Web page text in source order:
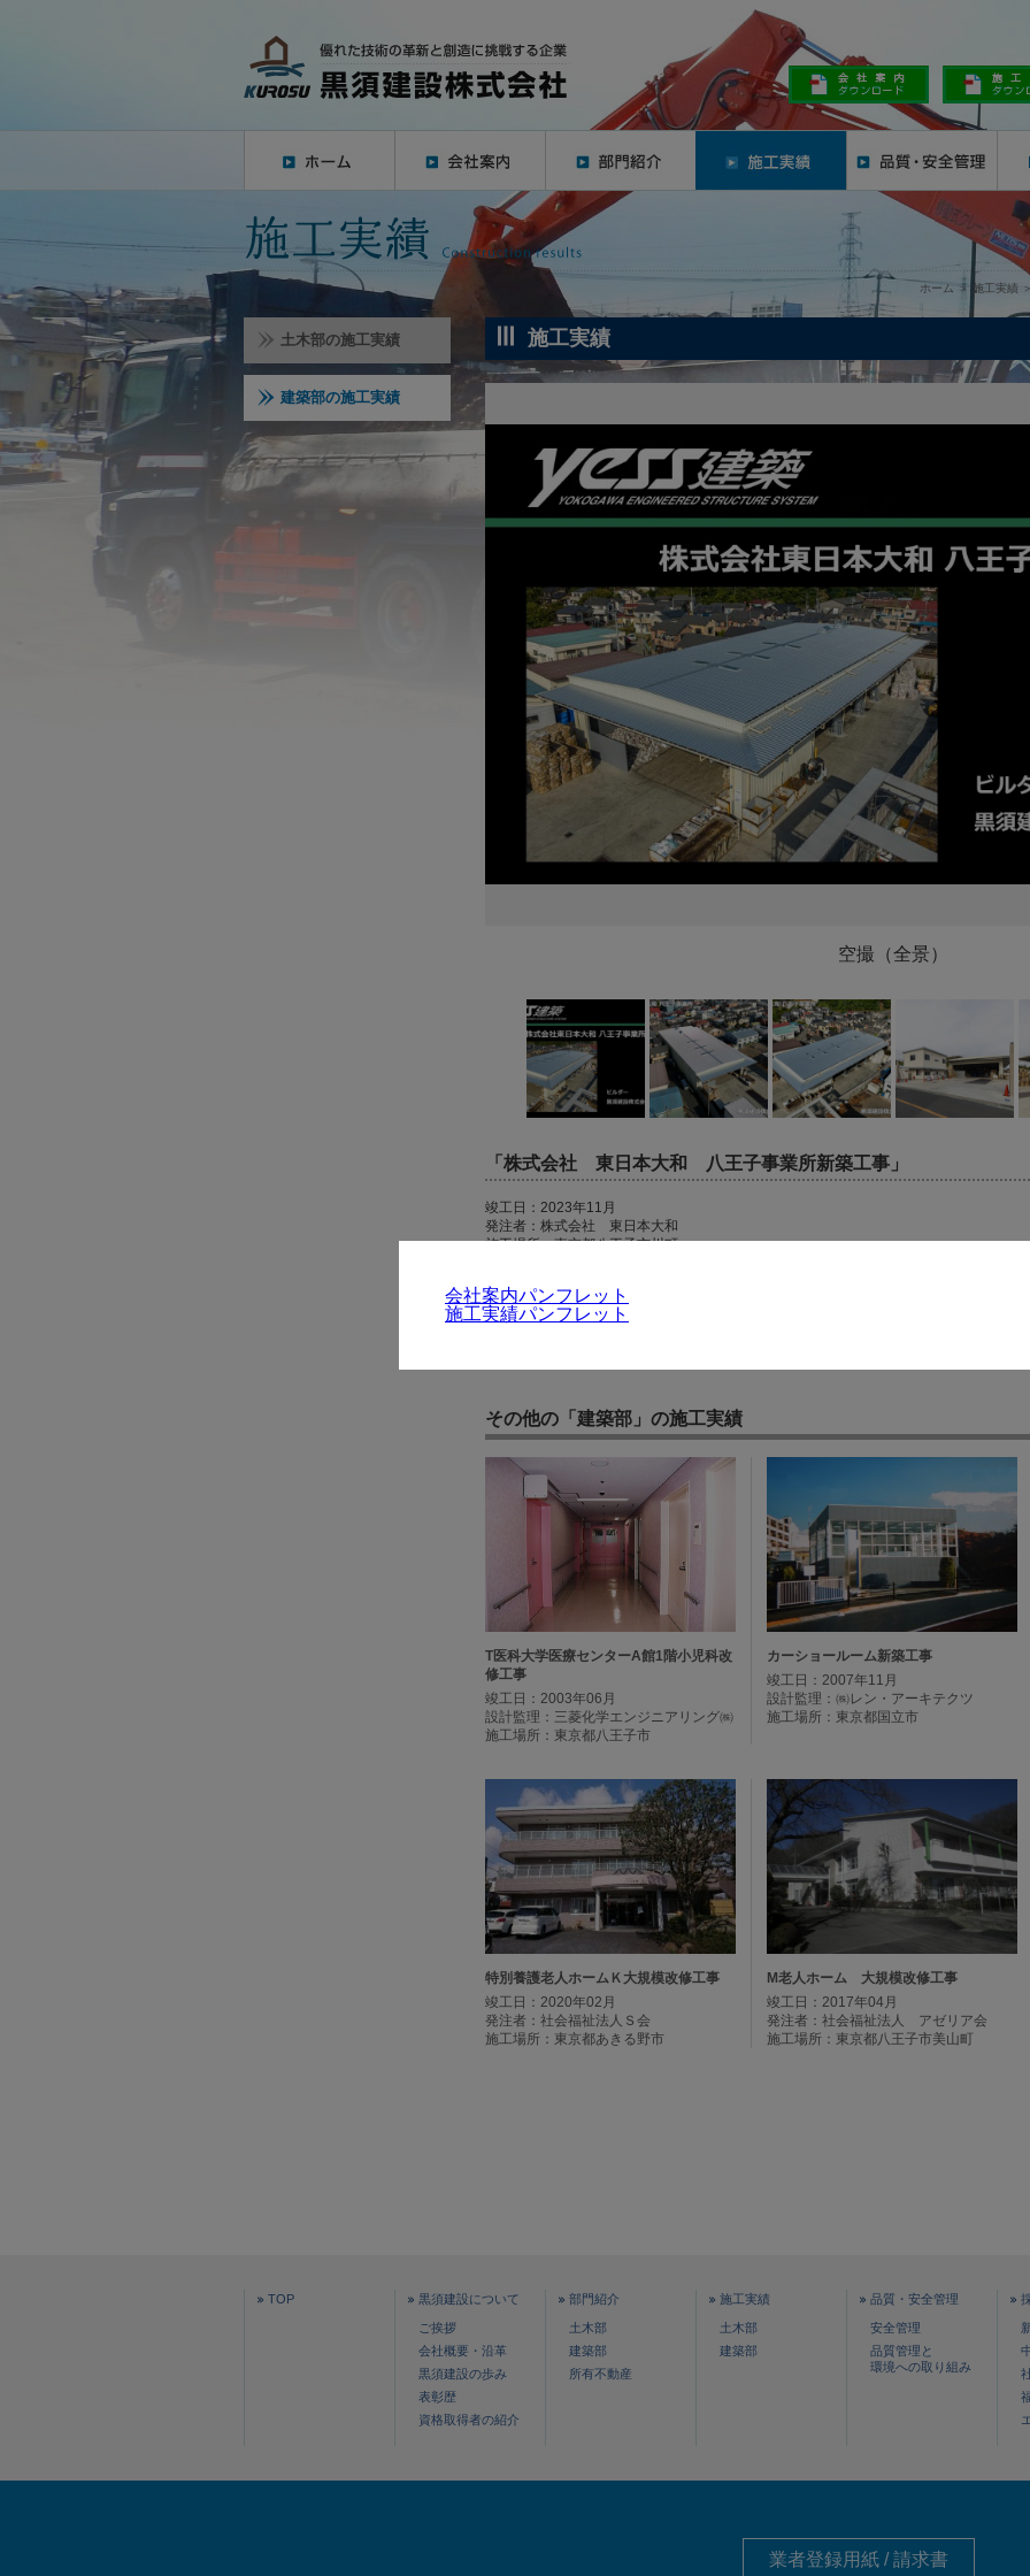
ホーム ＞ 施工実績
施工実績
空撮（全景）
「株式会社 東日本大和 八王子事業所新築工事」
竣工日：2023年11月
発注者：株式会社 東日本大和
施工場所：東京都八王子市川町
設計・監理：田深建築設計事務所
その他の「建築部」の施工実績
T医科大学医療センターA館1階小児科改
修工事
竣工日：2003年06月
設計監理：三菱化学エンジニアリング㈱
施工場所：東京都八王子市
カーショールーム新築工事
竣工日：2007年11月
設計監理：㈱レン・アーキテクツ
施工場所：東京都国立市
特別養護老人ホームＫ大規模改修工事
竣工日：2020年02月
発注者：社会福祉法人Ｓ会
施工場所：東京都あきる野市
M老人ホーム 大規模改修工事
竣工日：2017年04月
発注者：社会福祉法人 アゼリア会
施工場所：東京都八王子市美山町
土木部の施工実績
建築部の施工実績
TOP 黒須建設について
ご挨拶
会社概要・沿革
黒須建設の歩み
表彰歴
資格取得者の紹介
部門紹介
土木部
建築部
所有不動産
施工実績
土木部
建築部
品質・安全管理
安全管理
品質管理と
環境への取り組み
業者登録用紙 / 請求書
会社案内パンフレット
施工実績パンフレット